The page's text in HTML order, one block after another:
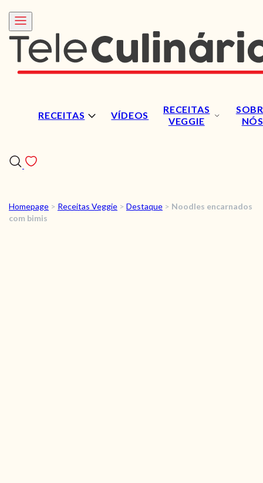
RECEITAS VÍDEOS
RECEITAS
VEGGIE
NÓS
RECEITAS
Homepage > Receitas Veggie > Destaque > Noodles encarnados
com bimis